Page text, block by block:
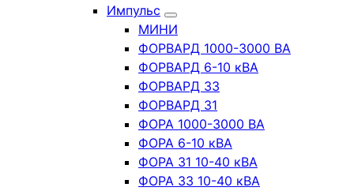
Импульс
МИНИ
ФОРВАРД 1000-3000 ВА
ФОРВАРД 6-10 кВА
ФОРВАРД 33
ФОРВАРД 31
ФОРА 1000-3000 ВА
ФОРА 6-10 кВА
ФОРА 31 10-40 кВА
ФОРА 33 10-40 кВА